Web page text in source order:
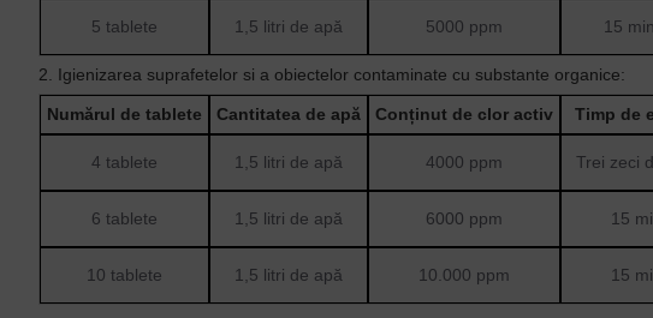
5 tablete 1,5 litri de apă 5000 ppm 15
2. Igienizarea suprafetelor si a obiectelor contaminate cu substante organice:
Numărul de tablete Cantitatea de apă Conținut de clor activ Timp de
4 tablete 1,5 litri de apă 4000 ppm Trei zeci
6 tablete 1,5 litri de apă 6000 ppm 15
10 tablete 1,5 litri de apă 10.000 ppm 15